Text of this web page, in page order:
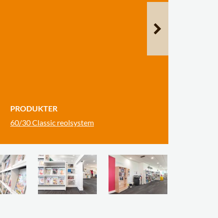
PRODUKTER
60/30 Classic reolsystem